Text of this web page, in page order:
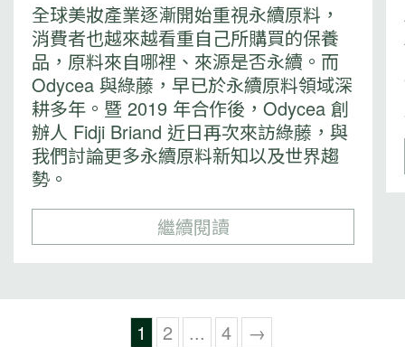
全球美妝產業逐漸開始重視永續原料，
消費者也越來越看重自己所購買的保養
品，原料來自哪裡、來源是否永續。而
Odycea 與綠藤，早已於永續原料領域深
耕多年。暨 2019 年合作後，Odycea 創
辦人 Fidji Briand 近日再次來訪綠藤，與
我們討論更多永續原料新知以及世界趨
勢。
繼續閱讀
1 2 ... 4 →